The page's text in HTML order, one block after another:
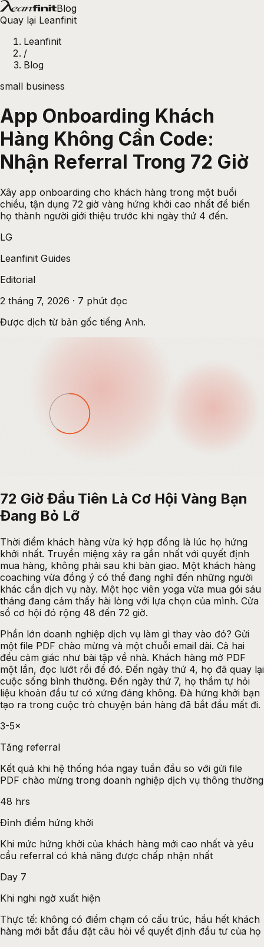
Blog
Quay lại Leanfinit
Leanfinit
/
Blog
small business
App Onboarding Khách
Hàng Không Cần Code:
Nhận Referral Trong 72 Giờ
Xây app onboarding cho khách hàng trong một buổi
chiều, tận dụng 72 giờ vàng hứng khởi cao nhất để biến
họ thành người giới thiệu trước khi ngày thứ 4 đến.
LG
Leanfinit Guides
Editorial
2 tháng 7, 2026 · 7 phút đọc
Được dịch từ bản gốc tiếng Anh.
72 Giờ Đầu Tiên Là Cơ Hội Vàng Bạn
Đang Bỏ Lỡ
Thời điểm khách hàng vừa ký hợp đồng là lúc họ hứng
khởi nhất. Truyền miệng xảy ra gần nhất với quyết định
mua hàng, không phải sau khi bàn giao. Một khách hàng
coaching vừa đồng ý có thể đang nghĩ đến những người
khác cần dịch vụ này. Một học viên yoga vừa mua gói sáu
tháng đang cảm thấy hài lòng với lựa chọn của mình. Cửa
sổ cơ hội đó rộng 48 đến 72 giờ.
Phần lớn doanh nghiệp dịch vụ làm gì thay vào đó? Gửi
một file PDF chào mừng và một chuỗi email dài. Cả hai
đều cảm giác như bài tập về nhà. Khách hàng mở PDF
một lần, đọc lướt rồi để đó. Đến ngày thứ 4, họ đã quay lại
cuộc sống bình thường. Đến ngày thứ 7, họ thầm tự hỏi
liệu khoản đầu tư có xứng đáng không. Đà hứng khởi bạn
tạo ra trong cuộc trò chuyện bán hàng đã bắt đầu mất đi.
3-5×
Tăng referral
Kết quả khi hệ thống hóa ngay tuần đầu so với gửi file
PDF chào mừng trong doanh nghiệp dịch vụ thông thường
48 hrs
Đỉnh điểm hứng khởi
Khi mức hứng khởi của khách hàng mới cao nhất và yêu
cầu referral có khả năng được chấp nhận nhất
Day 7
Khi nghi ngờ xuất hiện
Thực tế: không có điểm chạm có cấu trúc, hầu hết khách
hàng mới bắt đầu đặt câu hỏi về quyết định đầu tư của họ